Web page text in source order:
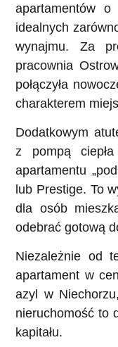
apartamentów
idealnych
wynajmu. Za
pracownia
połączyła
charakterem
Dodatkowym
z pompą
apartamentu
lub Prestige. To
dla osób
odebrać gotową
Niezależnie od
apartament w
azyl w
nieruchomość to
kapitału.